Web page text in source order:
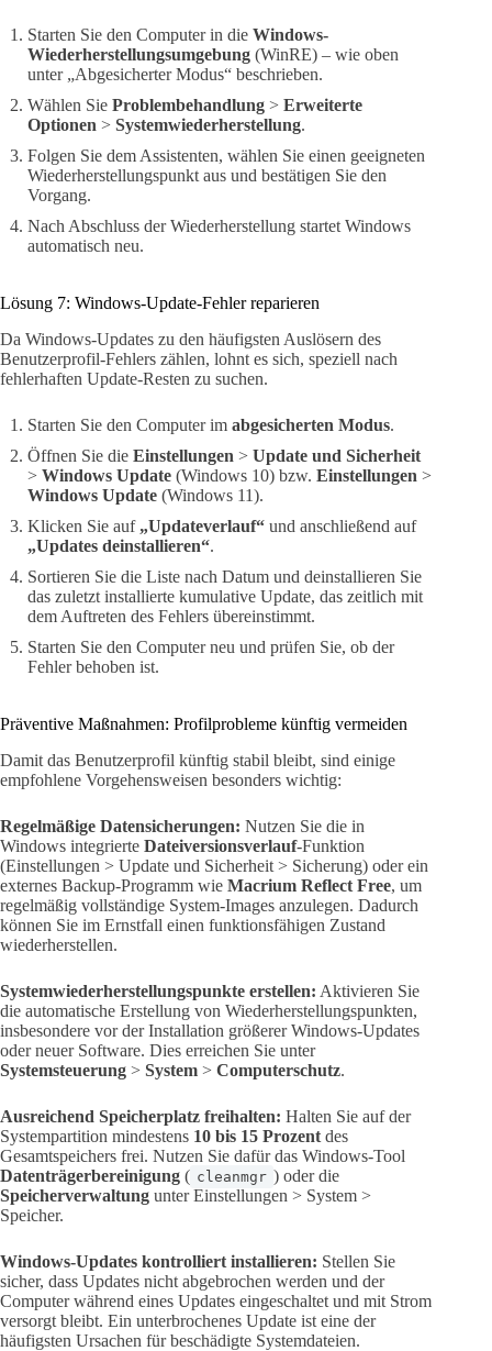
Starten Sie den Computer in die Windows-
Wiederherstellungsumgebung (WinRE) – wie oben
unter „Abgesicherter Modus“ beschrieben.
Wählen Sie Problembehandlung > Erweiterte
Optionen > Systemwiederherstellung.
Folgen Sie dem Assistenten, wählen Sie einen geeigneten
Wiederherstellungspunkt aus und bestätigen Sie den
Vorgang.
Nach Abschluss der Wiederherstellung startet Windows
automatisch neu.
Lösung 7: Windows-Update-Fehler reparieren
Da Windows-Updates zu den häufigsten Auslösern des
Benutzerprofil-Fehlers zählen, lohnt es sich, speziell nach
fehlerhaften Update-Resten zu suchen.
Starten Sie den Computer im abgesicherten Modus.
Öffnen Sie die Einstellungen > Update und Sicherheit
> Windows Update (Windows 10) bzw. Einstellungen >
Windows Update (Windows 11).
Klicken Sie auf „Updateverlauf“ und anschließend auf
„Updates deinstallieren“.
Sortieren Sie die Liste nach Datum und deinstallieren Sie
das zuletzt installierte kumulative Update, das zeitlich mit
dem Auftreten des Fehlers übereinstimmt.
Starten Sie den Computer neu und prüfen Sie, ob der
Fehler behoben ist.
Präventive Maßnahmen: Profilprobleme künftig vermeiden
Damit das Benutzerprofil künftig stabil bleibt, sind einige
empfohlene Vorgehensweisen besonders wichtig:
Regelmäßige Datensicherungen: Nutzen Sie die in
Windows integrierte Dateiversionsverlauf-Funktion
(Einstellungen > Update und Sicherheit > Sicherung) oder ein
externes Backup-Programm wie Macrium Reflect Free, um
regelmäßig vollständige System-Images anzulegen. Dadurch
können Sie im Ernstfall einen funktionsfähigen Zustand
wiederherstellen.
Systemwiederherstellungspunkte erstellen: Aktivieren Sie
die automatische Erstellung von Wiederherstellungspunkten,
insbesondere vor der Installation größerer Windows-Updates
oder neuer Software. Dies erreichen Sie unter
Systemsteuerung > System > Computerschutz.
Ausreichend Speicherplatz freihalten: Halten Sie auf der
Systempartition mindestens 10 bis 15 Prozent des
Gesamtspeichers frei. Nutzen Sie dafür das Windows-Tool
Datenträgerbereinigung ( cleanmgr ) oder die
Speicherverwaltung unter Einstellungen > System >
Speicher.
Windows-Updates kontrolliert installieren: Stellen Sie
sicher, dass Updates nicht abgebrochen werden und der
Computer während eines Updates eingeschaltet und mit Strom
versorgt bleibt. Ein unterbrochenes Update ist eine der
häufigsten Ursachen für beschädigte Systemdateien.